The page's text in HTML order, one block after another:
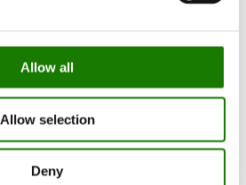
Allow all
Allow selection
Deny